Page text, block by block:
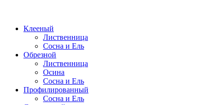
Клееный
Лиственница
Сосна и Ель
Обрезной
Лиственница
Осина
Сосна и Ель
Профилированный
Сосна и Ель